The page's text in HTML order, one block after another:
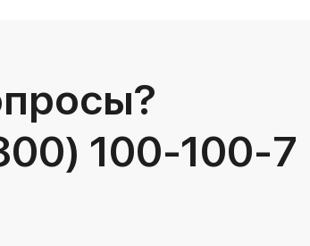
100-100-7